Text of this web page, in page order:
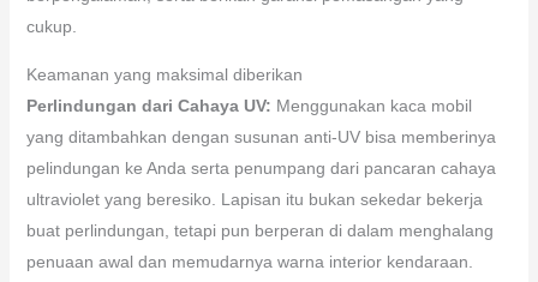
cukup.
Keamanan yang maksimal diberikan
Perlindungan dari Cahaya UV: Menggunakan kaca mobil
yang ditambahkan dengan susunan anti-UV bisa memberinya
pelindungan ke Anda serta penumpang dari pancaran cahaya
ultraviolet yang beresiko. Lapisan itu bukan sekedar bekerja
buat perlindungan, tetapi pun berperan di dalam menghalang
penuaan awal dan memudarnya warna interior kendaraan.